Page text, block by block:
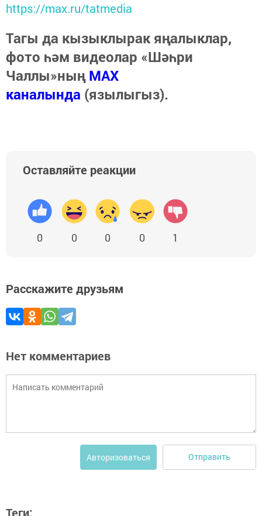
https://max.ru/tatmedia
Тагы да кызыклырак яңалыклар,
фото һәм видеолар «Шәһри
Чаллы»ныңMAX
каналында (язылыгыз).
Оставляйте реакции
0 0 0 0 1
Расскажите друзьям
Нет комментариев
Авторизоваться Отправить
Теги: